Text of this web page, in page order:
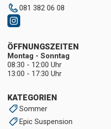
081 382 06 08
KATEGORIEN
Sommer
Epic Suspension
ÖFFNUNGSZEITEN
Montag - Sonntag
08:30 - 12:00 Uhr
13:00 - 17:30 Uhr